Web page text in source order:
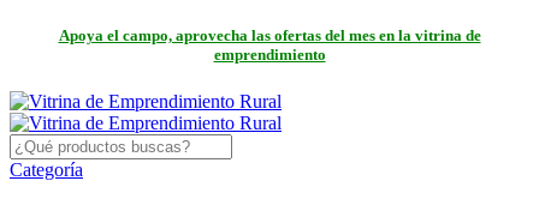
Apoya el campo, aprovecha las ofertas del mes en la vitrina de
emprendimiento
Categoría